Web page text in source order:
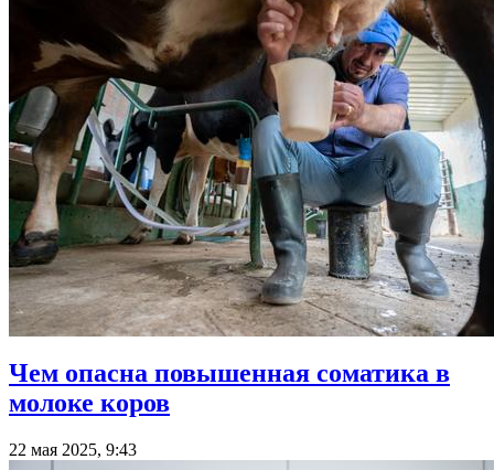
Чем опасна повышенная соматика в
молоке коров
22 мая 2025, 9:43